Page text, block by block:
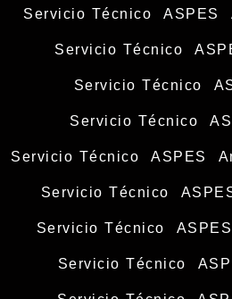
Servicio Técnico ASPES
Servicio Técnico
Servicio Técnico
Servicio Técnico
Servicio Técnico ASPES
Servicio Técnico
Servicio Técnico
Servicio Técnico